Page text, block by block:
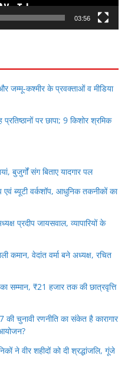
03:56
और जम्मू-कश्मीर के प्रवक्ताओं व मीडिया
पर छापा; 9 किशोर श्रमिक
बुजुर्गों संग बिताए यादगार पल
ब्यूटी वर्कशॉप, आधुनिक तकनीकों का
प्रदीप जायसवाल, व्यापारियों के
कमान, वेदांत वर्मा बने अध्यक्ष, रचित
सम्मान, ₹21 हजार तक की छात्रवृत्ति
की चुनावी रणनीति का संकेत है कारागार
आयोजन?
ने वीर शहीदों को दी श्रद्धांजलि, गूंजे